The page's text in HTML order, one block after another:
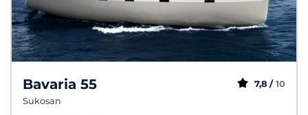
Bavaria 55
Sukosan
7,8 / 10